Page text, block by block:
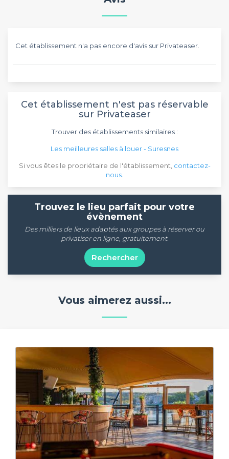
Cet établissement n'a pas encore d'avis sur Privateaser.
Cet établissement n'est pas réservable
sur Privateaser
Trouver des établissements similaires :
Les meilleures salles à louer - Suresnes
Si vous êtes le propriétaire de l'établissement, contactez-
nous
Trouvez le lieu parfait pour votre
évènement
Des milliers de lieux adaptés aux groupes à réserver ou
privatiser en ligne, gratuitement.
Rechercher
Vous aimerez aussi...